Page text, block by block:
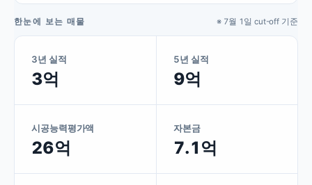
한눈에 보는 매물 ※ 7월 1일 cut-off 기준
3년 실적
3억
5년 실적
9억
시공능력평가액
26억
자본금
7.1억